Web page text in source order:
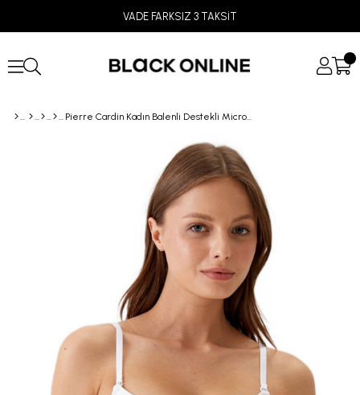
VADE FARKSIZ 3 TAKSİT
Pierre Cardin Kadın Balenli Destekli Micro Sütyen 6005